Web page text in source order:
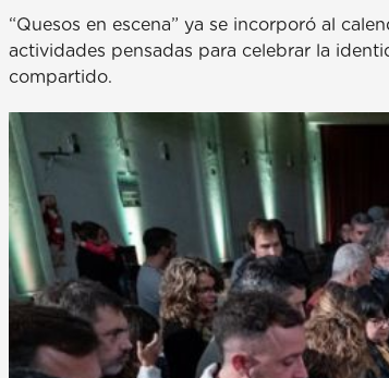
“Quesos en escena” ya se incorporó al
actividades pensadas para celebrar la
compartido.